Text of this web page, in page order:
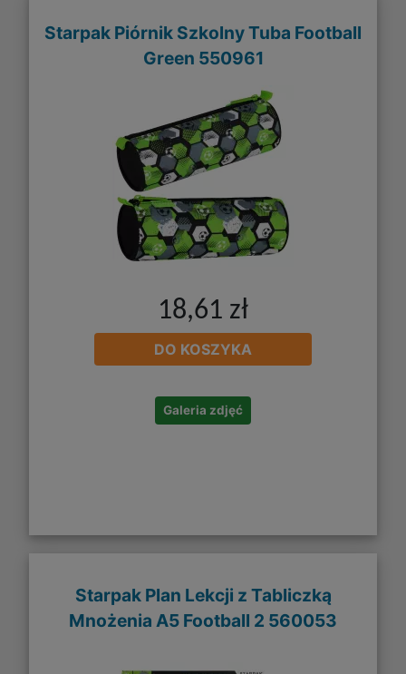
Starpak Piórnik Szkolny Tuba Football
Green 550961
18,61 zł
DO KOSZYKA
Galeria zdjęć
Starpak Plan Lekcji z Tabliczką
Mnożenia A5 Football 2 560053